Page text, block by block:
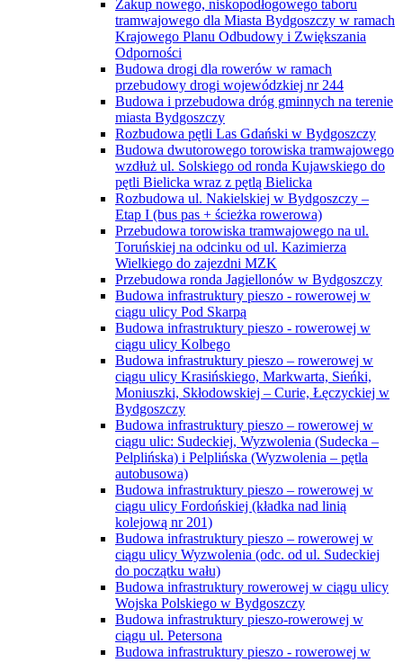
Zakup nowego, niskopodłogowego taboru
tramwajowego dla Miasta Bydgoszczy w ramach
Krajowego Planu Odbudowy i Zwiększania
Odporności
Budowa drogi dla rowerów w ramach
przebudowy drogi wojewódzkiej nr 244
Budowa i przebudowa dróg gminnych na terenie
miasta Bydgoszczy
Rozbudowa pętli Las Gdański w Bydgoszczy
Budowa dwutorowego torowiska tramwajowego
wzdłuż ul. Solskiego od ronda Kujawskiego do
pętli Bielicka wraz z pętlą Bielicka
Rozbudowa ul. Nakielskiej w Bydgoszczy –
Etap I (bus pas + ścieżka rowerowa)
Przebudowa torowiska tramwajowego na ul.
Toruńskiej na odcinku od ul. Kazimierza
Wielkiego do zajezdni MZK
Przebudowa ronda Jagiellonów w Bydgoszczy
Budowa infrastruktury pieszo - rowerowej w
ciągu ulicy Pod Skarpą
Budowa infrastruktury pieszo - rowerowej w
ciągu ulicy Kolbego
Budowa infrastruktury pieszo – rowerowej w
ciągu ulicy Krasińskiego, Markwarta, Sieńki,
Moniuszki, Skłodowskiej – Curie, Łęczyckiej w
Bydgoszczy
Budowa infrastruktury pieszo – rowerowej w
ciągu ulic: Sudeckiej, Wyzwolenia (Sudecka –
Pelplińska) i Pelplińska (Wyzwolenia – pętla
autobusowa)
Budowa infrastruktury pieszo – rowerowej w
ciągu ulicy Fordońskiej (kładka nad linią
kolejową nr 201)
Budowa infrastruktury pieszo – rowerowej w
ciągu ulicy Wyzwolenia (odc. od ul. Sudeckiej
do początku wału)
Budowa infrastruktury rowerowej w ciągu ulicy
Wojska Polskiego w Bydgoszczy
Budowa infrastruktury pieszo-rowerowej w
ciągu ul. Petersona
Budowa infrastruktury pieszo - rowerowej w